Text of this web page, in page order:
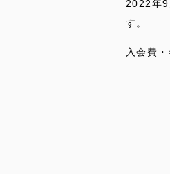
2022年9
す。
入会費